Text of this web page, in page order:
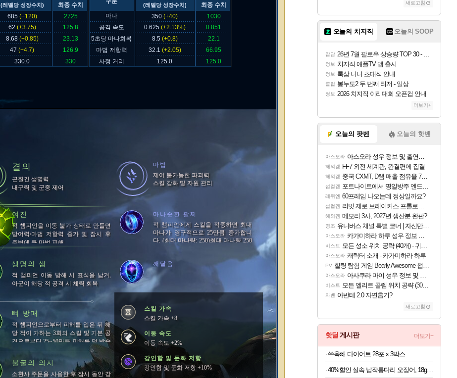
(레벨당 성장수치)
최종 수치
(레벨당 성장수치)
최종 수치
685 (+120) 2725 마나 350 (+40)
1030
62 (+3.75) 125.8 공격 속도 0.625 (+2.13%)
0.851
8.68 (+0.85) 23.13 5초당 마나회복 8.5 (+0.8)
22.1
47 (+4.7) 126.9 마법 저항력 32.1 (+2.05)
66.95
330.0 330 사정 거리 125.0 125.0
결의
끈질긴 생명력
내구력 및 군중 제어
여진
적 챔피언을 이동 불가 상태로 만들면
방어력/마법 저항력 증가 및 잠시 후
주변에 큰 마법 피해
생명의 샘
적 챔피언 이동 방해 시 표식을 남겨,
아군이 해당 적 공격 시 체력 회복
뼈 방패
적 챔피언으로부터 피해를 입은 뒤 해
당 적이 가하는 3회의 스킬 및 기본 공
격으로부터 25~50만큼 피해를 덜 받습
니다.지속시간: 1.5초재사용 대기시간:
45초
불굴의 의지
소환사 주문을 사용한 후 잠시 동안 강
마법
제어 불가능한 파괴력
스킬 강화 및 자원 관리
마나순환 팔찌
적 챔피언에게 스킬을 적중하면 최대
마나가 영구적으로 25만큼 증가합니
다. (최대 마나량: 250)최대 마나량 250
에 도달하면 5초마다 잃은 마나의 1%
깨달음
스킬 가속
스킬 가속 +8
이동 속도
이동 속도 +2%
강인함 및 둔화 저항
강인함 및 둔화 저항 +10%
새로고침
오늘의 치지직 오늘의 SOOP
잡담 26년 7월 팔로우 상승량 TOP 30 - 월간 치지직
정보 치지직 애플TV 앱 출시
정보 룩삼 니니 초대석 안내
클립 봉누도2 두 번째 티저 - 일상
정보 2026 치지직 이리대회 오픈컵 안내
더보기+
오늘의 팟벤 오늘의 핫벤
아스오라 아스오라 성우 정보 및 출연작 모음
해외겜 FF7 외전 세계관, 완결편에 집결
해외겜 중국 CXMT, D램 매출 점유율 7%…글로벌 4위로 부상
섭컬겜 포트나이트에서 명일방주 엔드필드 [펠리카] 판매 예정
레퀴엠 60프레임 나오는데 정상일까요?
섭컬겜 리밋 제로 브레이커스 프롤로그 테스트 후기 영상 업로드
해외겜 메모리 3사, 2027년 생산분 완판?
명조 유니버스 채널 특별 코너 | 자신만의 스타일
아스오라 카가미하라 하루 성우 정보 및 주요 필모
비스트 모든 성소 위치 공략 (40개) - 귀환한 영혼 도전과제
아스오라 캐릭터 소개 - 카가미하라 하루
PV 힐링 탐험 게임 Bearly Awesome 챕터 1 트레일러
아스오라 아사쿠라 마이 성우 정보 및 주요 필모
비스트 모든 엘리트 골렘 위치 공략 (30개) - 방랑 결투가
차벤 아반테 2.0 자연흡기?
새로고침
핫딜 게시판 더보기+
쑤욱빼 다이어트 28포 x 3박스
40%할인 실속 납작롱다리 오징어, 18g, 10개